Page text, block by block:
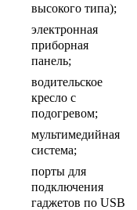
высокого типа);
электронная
приборная
панель;
водительское
кресло с
подогревом;
мультимедийная
система;
порты для
подключения
гаджетов по USB